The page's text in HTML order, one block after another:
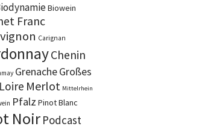
Biowein
Franc
Carignan
Chenin
GrenacheGroßes
Loire Merlot Mittelrhein
Pfalz Pinot Blanc
Noir Podcast